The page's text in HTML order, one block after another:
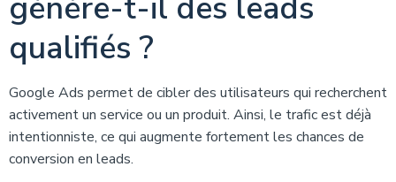
qualifiés ?
Google Ads permet de cibler des utilisateurs qui recherchent
activement un service ou un produit. Ainsi, le trafic est déjà
intentionniste, ce qui augmente fortement les chances de
conversion en leads.